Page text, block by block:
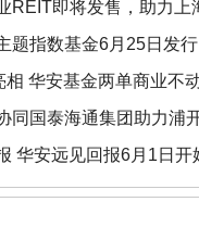
REIT即将发售，助力上
题指数基金6月25日发
相 华安基金两单商业不
同国泰海通集团助力浦
华安远见回报6月1日开